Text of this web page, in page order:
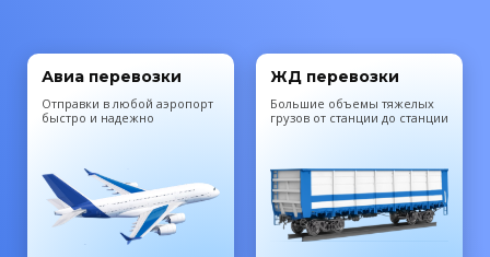
Авиа перевозки
Отправки в любой аэропорт
быстро и надежно
ЖД перевозки
Большие объемы тяжелых
грузов от станции до станции